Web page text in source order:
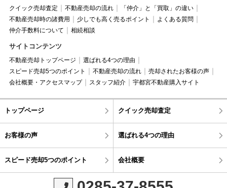
クイック売却査定 不動産売却の流れ
「仲介」と「買取」の違い
不動産売却時の諸費用
少しでも高く売るポイント
よくある質問
仲介手数料について
相続相談
サイトコンテンツ
不動産売却トップページ
選ばれる4つの理由
スピード売却5つのポイント
不動産売却の流れ
売却されたお客様の声
会社概要・アクセスマップ
スタッフ紹介 宇都宮不動産購入サイト
トップページ クイック売却査定
お客様の声 選ばれる4つの理由
スピード売却5つのポイント 会社概要